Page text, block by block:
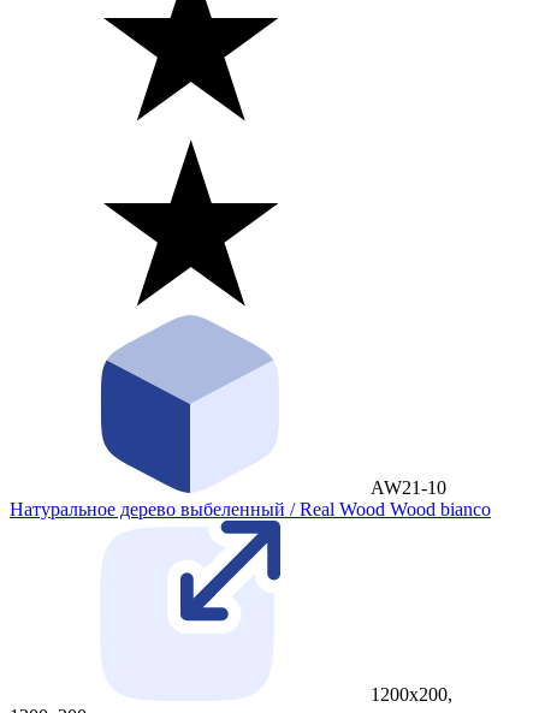
AW21-10
Натуральное дерево выбеленный / Real Wood Wood bianco
1200x200,